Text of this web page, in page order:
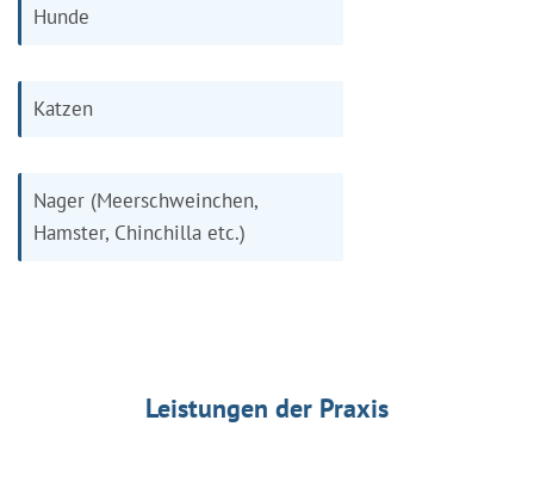
Hunde
Katzen
Nager (Meerschweinchen,
Hamster, Chinchilla etc.)
Leistungen der Praxis